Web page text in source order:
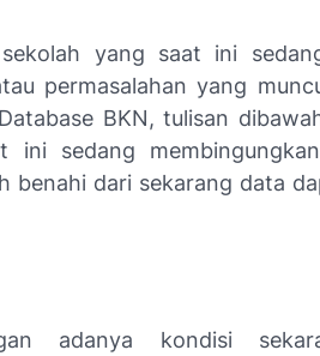
yang saat ini
permasalahan yang
BKN, tulisan
ini sedang
benahi dari sekarang data
adanya kondisi